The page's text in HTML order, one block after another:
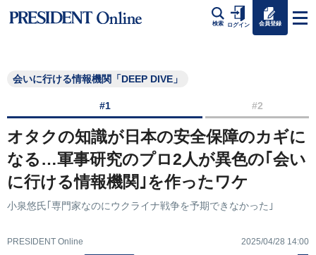
検索 ログイン 会員登録
会いに行ける情報機関「DEEP DIVE」
#1 #2
オタクの知識が日本の安全保障のカギに
なる…軍事研究のプロ2人が異色の｢会い
に行ける情報機関｣を作ったワケ
小泉悠氏｢専門家なのにウクライナ戦争を予期できなかった｣
PRESIDENT Online 2025/04/28 14:00